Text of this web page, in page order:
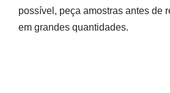
possível, peça amostras antes de
em grandes quantidades.